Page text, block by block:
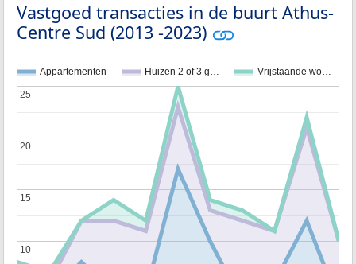
Vastgoed transacties in de buurt Athus-
Centre Sud (2013 -2023)
Appartementen Huizen 2 of 3 g… Vrijstaande wo…
10
10
15
15
20
20
25
25